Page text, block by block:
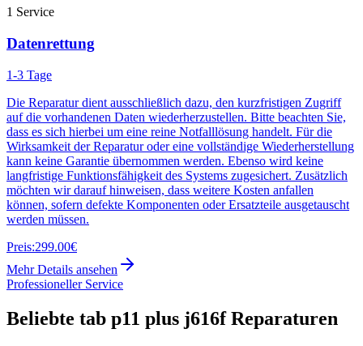
1 Service
Datenrettung
1-3 Tage
Die Reparatur dient ausschließlich dazu, den kurzfristigen Zugriff
auf die vorhandenen Daten wiederherzustellen. Bitte beachten Sie,
dass es sich hierbei um eine reine Notfalllösung handelt. Für die
Wirksamkeit der Reparatur oder eine vollständige Wiederherstellung
kann keine Garantie übernommen werden. Ebenso wird keine
langfristige Funktionsfähigkeit des Systems zugesichert. Zusätzlich
möchten wir darauf hinweisen, dass weitere Kosten anfallen
können, sofern defekte Komponenten oder Ersatzteile ausgetauscht
werden müssen.
Preis:299.00€
Mehr Details ansehen
Professioneller Service
Beliebte tab p11 plus j616fReparaturen